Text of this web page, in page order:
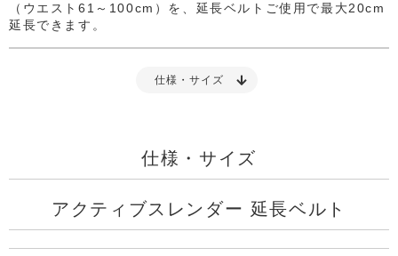
（ウエスト61～100cm）を、延長ベルトご使用で最大20cm
延長できます。
仕様・サイズ
仕様・サイズ
アクティブスレンダー 延長ベルト